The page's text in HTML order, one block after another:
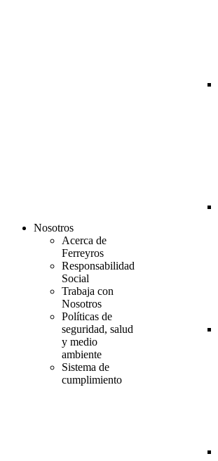
Nosotros
Acerca de
Ferreyros
Responsabilidad
Social
Trabaja con
Nosotros
Políticas de
seguridad, salud
y medio
ambiente
Sistema de
cumplimiento